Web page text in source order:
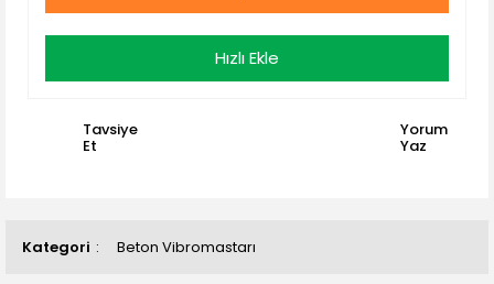
Kategori Beton Vibromastarı
Hızlı Ekle
Tavsiye
Et
Yorum
Yaz